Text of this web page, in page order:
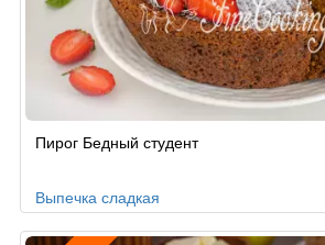
поПирог Бедный студент
Выпечка сладкая